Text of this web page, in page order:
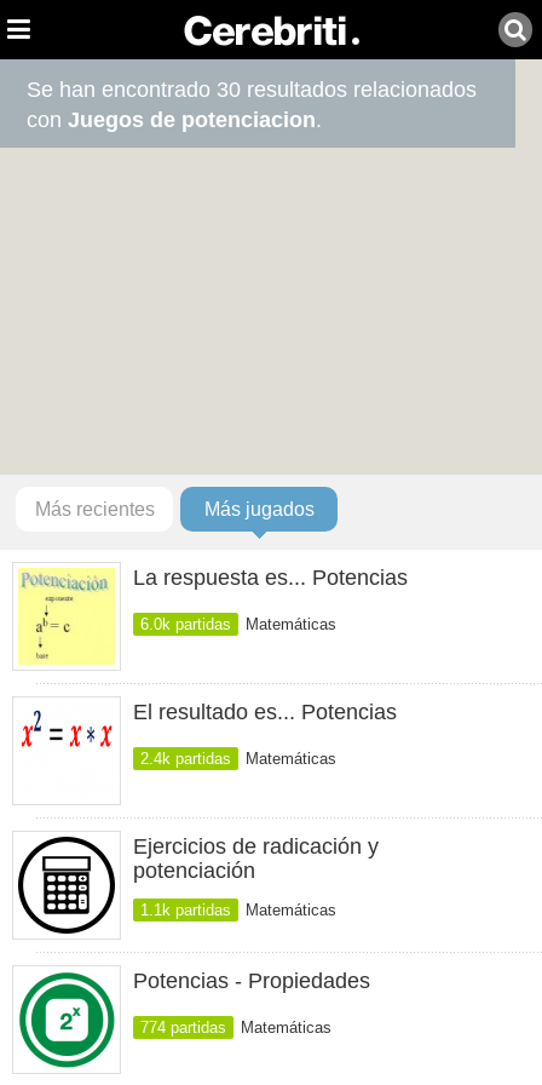
Se han encontrado 30 resultados relacionados
conJuegos de potenciacion.
Más recientes Más jugados
La respuesta es... Potencias
6.0k partidas Matemáticas
El resultado es... Potencias
2.4k partidas Matemáticas
Ejercicios de radicación y
potenciación
1.1k partidas Matemáticas
Potencias - Propiedades
774 partidas Matemáticas